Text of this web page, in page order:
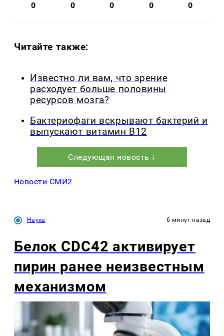
0 0 0 0 0
Читайте также:
Известно ли вам, что зрение
расходует больше половины
ресурсов мозга?
Бактериофаги вскрывают бактерий и
выпускают витамин B12
Следующая новость ↓
Новости СМИ2
Наука 6 минут назад
Белок CDC42 активирует
пирин ранее неизвестным
механизмом